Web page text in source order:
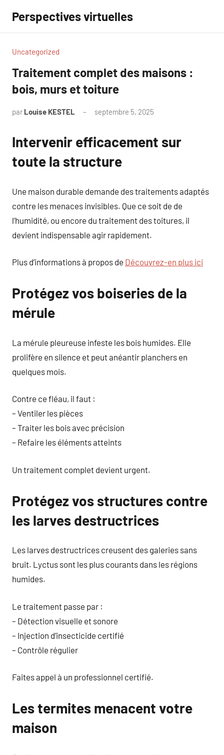
contenu
Perspectives virtuelles
Uncategorized
Traitement complet des maisons :
bois, murs et toiture
par Louise KESTEL septembre 5, 2025
Intervenir efficacement sur
toute la structure
Une maison durable demande des traitements adaptés
contre les menaces invisibles. Que ce soit de de
l’humidité, ou encore du traitement des toitures, il
devient indispensable agir rapidement.
Plus d’informations à propos de Découvrez-en plus ici
Protégez vos boiseries de la
mérule
La mérule pleureuse infeste les bois humides. Elle
prolifère en silence et peut anéantir planchers en
quelques mois.
Contre ce fléau, il faut :
– Ventiler les pièces
– Traiter les bois avec précision
– Refaire les éléments atteints
Un traitement complet devient urgent.
Protégez vos structures contre
les larves destructrices
Les larves destructrices creusent des galeries sans
bruit. Lyctus sont les plus courants dans les régions
humides.
Le traitement passe par :
– Détection visuelle et sonore
– Injection d’insecticide certifié
– Contrôle régulier
Faites appel à un professionnel certifié.
Les termites menacent votre
maison